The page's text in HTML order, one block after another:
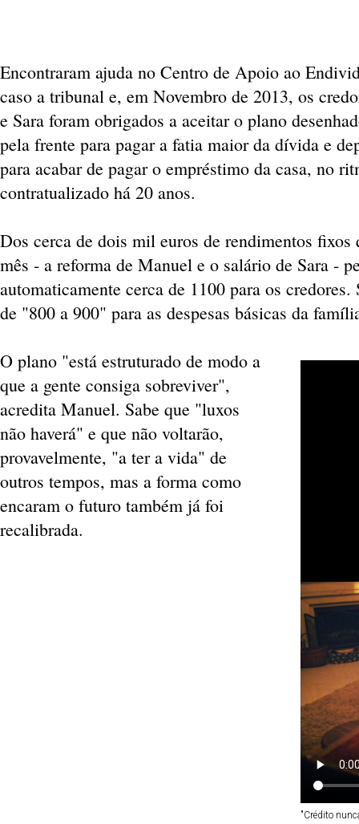
Encontraram ajuda no Centro de Apoio ao
caso a tribunal e, em Novembro de 2013, os
e Sara foram obrigados a aceitar o plano
pela frente para pagar a fatia maior da dívida e
para acabar de pagar o empréstimo da casa, no
contratualizado há 20 anos.
Dos cerca de dois mil euros de rendimentos fixos
mês - a reforma de Manuel e o salário de Sara -
automaticamente cerca de 1100 para os credores.
de "800 a 900" para as despesas básicas da
"Crédito
O plano "está estruturado de modo a
que a gente consiga sobreviver",
acredita Manuel. Sabe que "luxos
não haverá" e que não voltarão,
provavelmente, "a ter a vida" de
outros tempos, mas a forma como
encaram o futuro também já foi
recalibrada.